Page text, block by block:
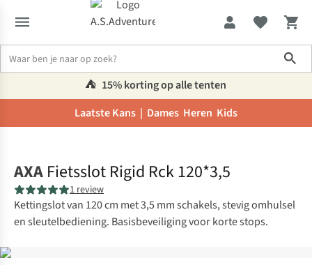
⛺️ 15% korting op alle tenten
Laatste Kans | Dames Heren Kids
AXA Fietsslot Rigid Rck 120*3,5
1 review
Kettingslot van 120 cm met 3,5 mm schakels, stevig omhulsel
en sleutelbediening. Basisbeveiliging voor korte stops.